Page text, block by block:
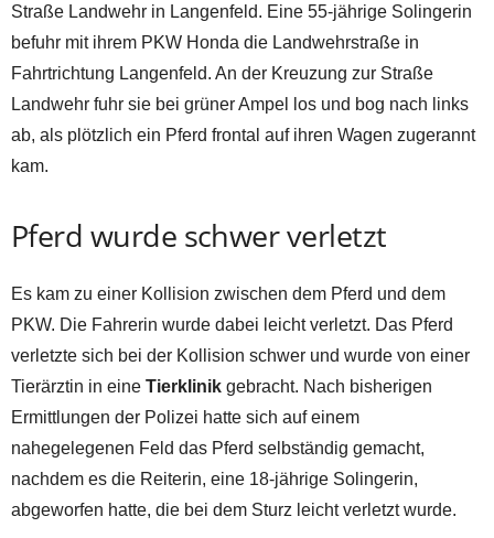
Straße Landwehr in Langenfeld. Eine 55-jährige Solingerin
befuhr mit ihrem PKW Honda die Landwehrstraße in
Fahrtrichtung Langenfeld. An der Kreuzung zur Straße
Landwehr fuhr sie bei grüner Ampel los und bog nach links
ab, als plötzlich ein Pferd frontal auf ihren Wagen zugerannt
kam.
Pferd wurde schwer verletzt
Es kam zu einer Kollision zwischen dem Pferd und dem
PKW. Die Fahrerin wurde dabei leicht verletzt. Das Pferd
verletzte sich bei der Kollision schwer und wurde von einer
Tierärztin in eine Tierklinik gebracht. Nach bisherigen
Ermittlungen der Polizei hatte sich auf einem
nahegelegenen Feld das Pferd selbständig gemacht,
nachdem es die Reiterin, eine 18-jährige Solingerin,
abgeworfen hatte, die bei dem Sturz leicht verletzt wurde.